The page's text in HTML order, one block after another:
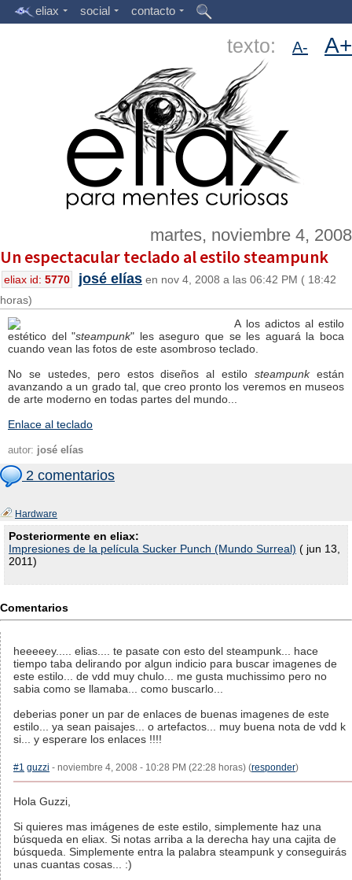
eliax social contacto
texto: A- A+
martes, noviembre 4, 2008
Un espectacular teclado al estilo steampunk
eliax id: 5770 josé elías en nov 4, 2008 a las 06:42 PM ( 18:42
horas)
A los adictos al estilo
estético del "steampunk" les aseguro que se les aguará la boca
cuando vean las fotos de este asombroso teclado.
No se ustedes, pero estos diseños al estilosteampunkestán
avanzando a un grado tal, que creo pronto los veremos en museos
de arte moderno en todas partes del mundo...
Enlace al teclado
autor: josé elías
2 comentarios
Hardware
Posteriormente en eliax:
Impresiones de la película Sucker Punch (Mundo Surreal) ( jun 13,
2011)
Comentarios
heeeeey..... elias.... te pasate con esto del steampunk... hace
tiempo taba delirando por algun indicio para buscar imagenes de
este estilo... de vdd muy chulo... me gusta muchissimo pero no
sabia como se llamaba... como buscarlo...
deberias poner un par de enlaces de buenas imagenes de este
estilo... ya sean paisajes... o artefactos... muy buena nota de vdd k
si... y esperare los enlaces !!!!
#1 guzzi - noviembre 4, 2008 - 10:28 PM (22:28 horas) (responder)
Hola Guzzi,
Si quieres mas imágenes de este estilo, simplemente haz una
búsqueda en eliax. Si notas arriba a la derecha hay una cajita de
búsqueda. Simplemente entra la palabra steampunk y conseguirás
unas cuantas cosas... :)